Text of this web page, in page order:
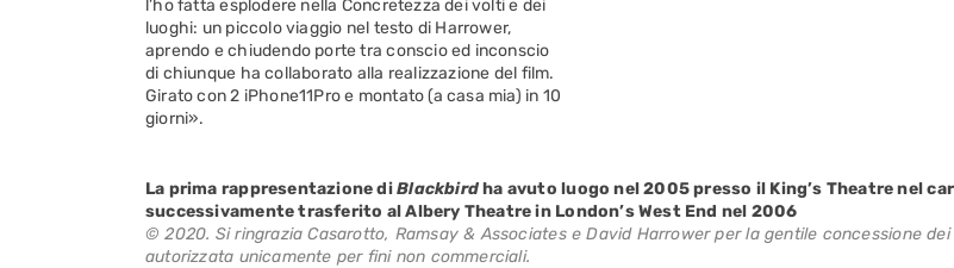
l’ho fatta esplodere nella Concretezza dei volti e dei
luoghi: un piccolo viaggio nel testo di Harrower,
aprendo e chiudendo porte tra conscio ed inconscio
di chiunque ha collaborato alla realizzazione del film.
Girato con 2 iPhone11Pro e montato (a casa mia) in 10
giorni».
La prima rappresentazione diBlackbirdha avuto luogo nel 2005 presso il King’s Theatre nel
successivamente trasferito al Albery Theatre in London’s West End nel 2006
© 2020. Si ringrazia Casarotto, Ramsay & Associates e David Harrower per la gentile concessione
autorizzata unicamente per fini non commerciali.